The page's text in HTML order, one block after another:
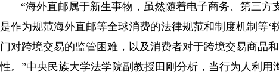
“海外直邮属于新生事物，虽然随着电子商务、第三方
是作为规范海外直邮等全球消费的法律规范和制度机制等
门对跨境交易的监管困难，以及消费者对于跨境交易商品
性。”中央民族大学法学院副教授田刚分析，当行为人利